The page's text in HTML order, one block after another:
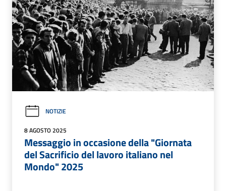
NOTIZIE
8 AGOSTO 2025
Messaggio in occasione della "Giornata
del Sacrificio del lavoro italiano nel
Mondo" 2025